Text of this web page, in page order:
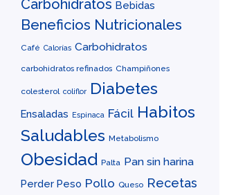
Carbohidratos Bebidas
Beneficios Nutricionales
Café Calorías Carbohidratos
carbohidratos refinados Champiñones
colesterol coliflor Diabetes
Ensaladas Espinaca Fácil Habitos
Saludables Metabolismo
Obesidad Palta Pan sin harina
Perder Peso Pollo Queso Recetas